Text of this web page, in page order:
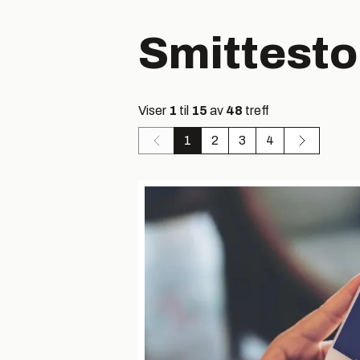
Viser 1 til 15 av 48 treff
1 2 3 4